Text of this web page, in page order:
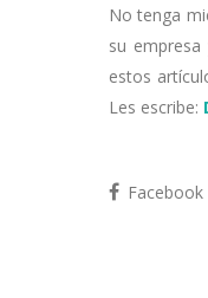
No tenga
su
estos
Les escribe:
Facebook